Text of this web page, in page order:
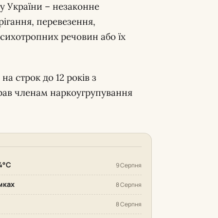
України – незаконне
перевезення,
речовин або їх
строк до 12 років з
членам наркоугрупування
9 Серпня
8 Серпня
8 Серпня